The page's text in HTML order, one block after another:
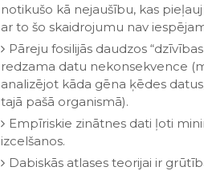
notikušo kā nejaušību, kas
ar to šo skaidrojumu nav
Pāreju fosilijās daudzos
redzama datu nekonsekvence
analizējot kāda gēna ķēdes
tajā pašā organismā).
Empīriskie zinātnes dati ļoti
izcelšanos.
Dabiskās atlases teorijai ir